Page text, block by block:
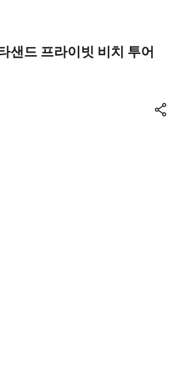
샌드 프라이빗 비치 투어